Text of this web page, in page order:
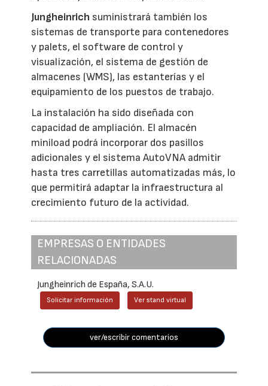
Jungheinrich suministrará también los
sistemas de transporte para contenedores
y palets, el software de control y
visualización, el sistema de gestión de
almacenes (WMS), las estanterías y el
equipamiento de los puestos de trabajo.
La instalación ha sido diseñada con
capacidad de ampliación. El almacén
miniload podrá incorporar dos pasillos
adicionales y el sistema AutoVNA admitir
hasta tres carretillas automatizadas más, lo
que permitirá adaptar la infraestructura al
crecimiento futuro de la actividad.
EMPRESAS O ENTIDADES
RELACIONADAS
Jungheinrich de España, S.A.U.
Solicitar información Ver stand virtual
ver/escribir comentarios